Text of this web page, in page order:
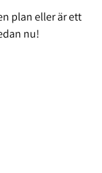
plan eller är ett
nu!